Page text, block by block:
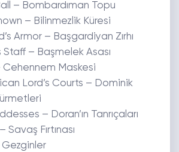
– Bombardıman Topu
– Bilinmezlik Küresi
Armor – Başgardiyan Zırhı
Staff – Başmelek Asası
Cehennem Maskesi
Lord’s Courts – Dominik
– Doran’ın Tanrıçaları
Savaş Fırtınası
Gezginler